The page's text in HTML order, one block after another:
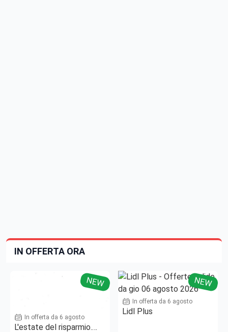
IN OFFERTA ORA
NEW
In offerta da 6 agosto
L'estate del risparmio.
NEW
In offerta da 6 agosto
Lidl Plus